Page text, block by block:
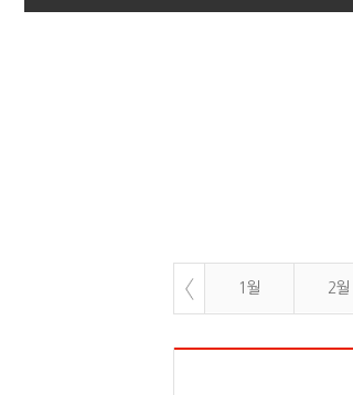
1월 2월